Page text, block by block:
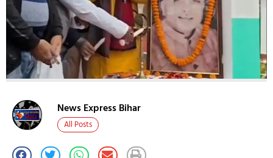
News Express Bihar
All Posts